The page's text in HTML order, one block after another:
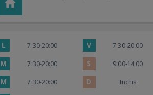
L 7:30-20:00 V 7:30-20:00
M 7:30-20:00 S 9:00-14:00
M 7:30-20:00 D Inchis